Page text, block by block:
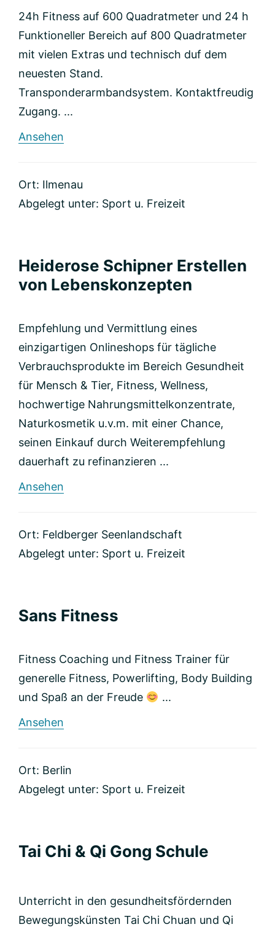
24h Fitness auf 600 Quadratmeter und 24 h
Funktioneller Bereich auf 800 Quadratmeter
mit vielen Extras und technisch duf dem
neuesten Stand.
Transponderarmbandsystem. Kontaktfreudig
Zugang. ...
Ansehen
Thüringen
Ort: Ilmenau
Abgelegt unter: Sport u. Freizeit
Heiderose Schipner Erstellen
von Lebenskonzepten
Empfehlung und Vermittlung eines
einzigartigen Onlineshops für tägliche
Verbrauchsprodukte im Bereich Gesundheit
für Mensch & Tier, Fitness, Wellness,
hochwertige Nahrungsmittelkonzentrate,
Naturkosmetik u.v.m. mit einer Chance,
seinen Einkauf durch Weiterempfehlung
dauerhaft zu refinanzieren ...
Ansehen
von
Lebenskonzepten
Ort: Feldberger Seenlandschaft
Abgelegt unter: Sport u. Freizeit
Sans Fitness
Fitness Coaching und Fitness Trainer für
generelle Fitness, Powerlifting, Body Building
und Spaß an der Freude
...
Ansehen
Ort: Berlin
Abgelegt unter: Sport u. Freizeit
Tai Chi & Qi Gong Schule
Unterricht in den gesundheitsfördernden
Bewegungskünsten Tai Chi Chuan und Qi